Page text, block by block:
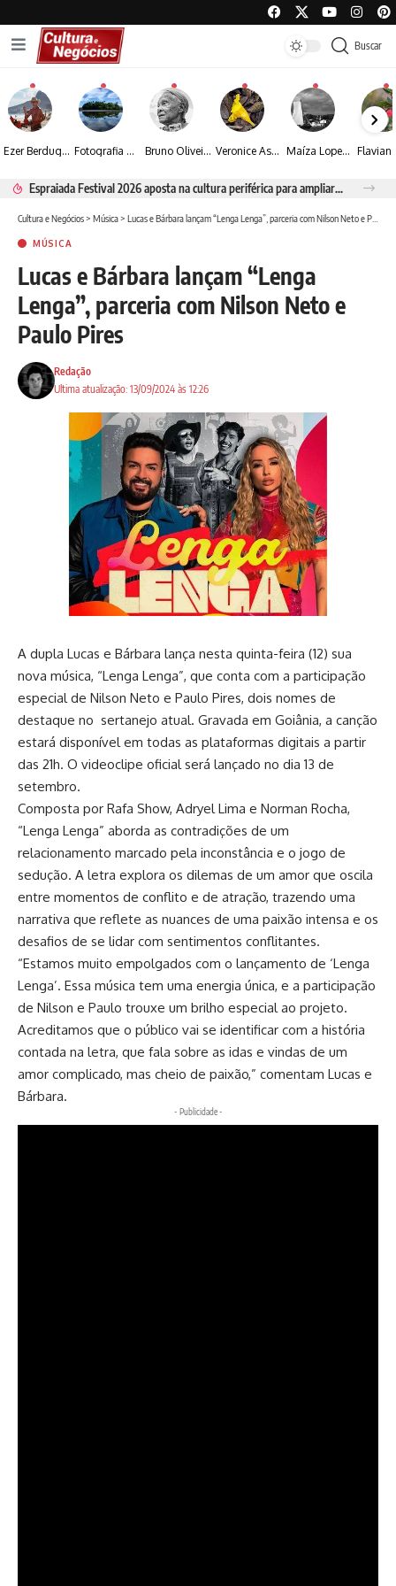
Buscar
Ezer Berdugo transforma experiências multiculturais e memórias em narrativas visuais por meio da fotografia Fotografia de Fátima Carlini transforma paisagens naturais em experiências de contemplação Bruno Oliveira retrata o cotidiano urbano por meio da fotografia em preto e branco Veronice Assini Saes transforma a natureza em fotografias marcadas pela sensibilidade Maíza Lopes transforma cultura popular baiana em narrativas fotográficas
Espraiada Festival 2026 aposta na cultura periférica para ampliar oportunidades na zona sul
Cultura e Negócios> Música> Lucas e Bárbara lançam “Lenga Lenga”, parceria com Nilson Neto e Paulo Pires
MÚSICA
Lucas e Bárbara lançam “Lenga
Lenga”, parceria com Nilson Neto e
Paulo Pires
Ultima atualização: 13/09/2024 às 12:26
Redação
A dupla Lucas e Bárbara lança nesta quinta-feira (12) sua
nova música, “Lenga Lenga”, que conta com a participação
especial de Nilson Neto e Paulo Pires, dois nomes de
destaque no sertanejo atual. Gravada em Goiânia, a canção
estará disponível em todas as plataformas digitais a partir
das 21h. O videoclipe oficial será lançado no dia 13 de
setembro.
Composta por Rafa Show, Adryel Lima e Norman Rocha,
“Lenga Lenga” aborda as contradições de um
relacionamento marcado pela inconstância e o jogo de
sedução. A letra explora os dilemas de um amor que oscila
entre momentos de conflito e de atração, trazendo uma
narrativa que reflete as nuances de uma paixão intensa e os
desafios de se lidar com sentimentos conflitantes.
“Estamos muito empolgados com o lançamento de ‘Lenga
Lenga’. Essa música tem uma energia única, e a participação
de Nilson e Paulo trouxe um brilho especial ao projeto.
Acreditamos que o público vai se identificar com a história
contada na letra, que fala sobre as idas e vindas de um
amor complicado, mas cheio de paixão,” comentam Lucas e
Bárbara.
- Publicidade -